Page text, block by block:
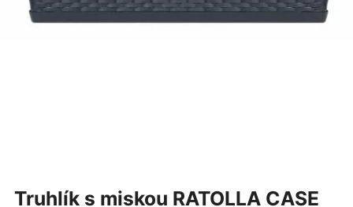
Truhlík s miskou RATOLLA CASE